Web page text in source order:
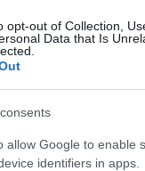
opt-out of Collection,
Data that Is
allow Google to enable
identifiers in apps.